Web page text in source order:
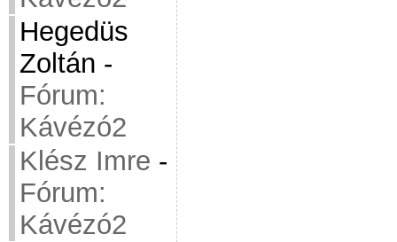
Hegedüs
Zoltán -
Fórum:
Kávézó2
Klész Imre -
Fórum:
Kávézó2